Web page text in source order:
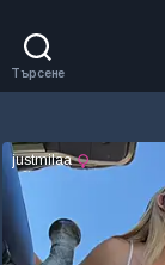
Търсене